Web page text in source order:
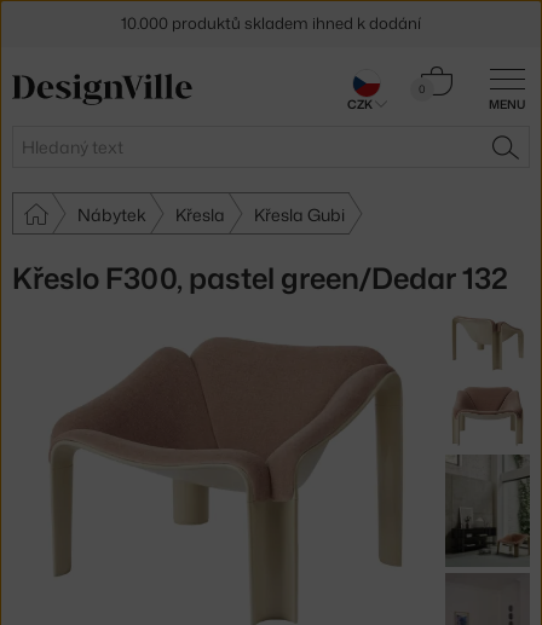
MENU
Hledat
0
Košík
Nábytek Křesla Křesla Gubi
Křeslo F300, pastel green/Dedar 132
10.000 produktů skladem ihned k dodání
30 dní na vrácení zbožíCZK